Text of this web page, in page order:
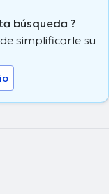
búsqueda ?
simplificarle su